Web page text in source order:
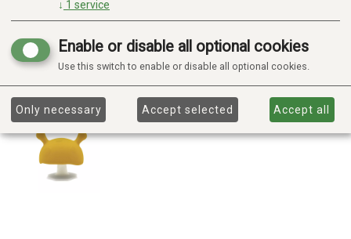
↓ 1 service
Enable or disable all optional cookies
Use this switch to enable or disable all optional cookies.
Only necessary Accept selected Accept all